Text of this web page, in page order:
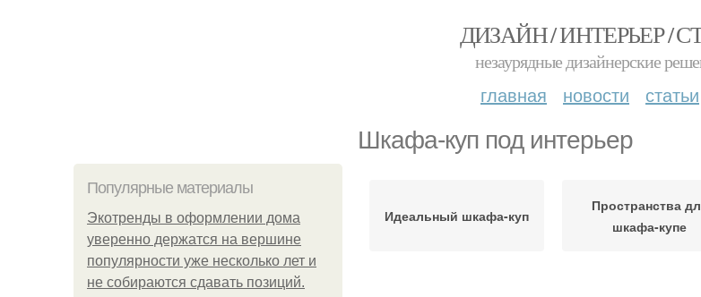
ДИЗАЙН / ИНТЕРЬЕР /
незаурядные дизайнерские
главная новости статьи
Шкафа-куп под интерьер
Популярные материалы
Экотренды в оформлении дома
уверенно держатся на вершине
популярности уже несколько лет и
не собираются сдавать позиций.
Идеальный шкафа-куп
Пространства
шкафа-купе